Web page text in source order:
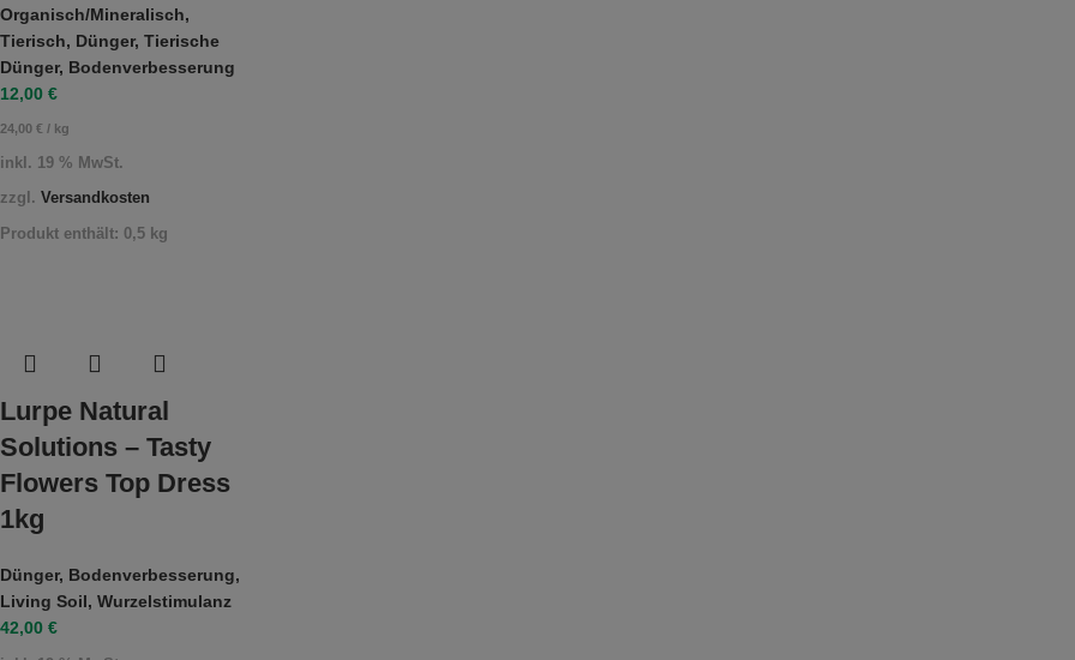
Organisch/Mineralisch,
Tierisch, Dünger, Tierische
Dünger, Bodenverbesserung
12,00 €
24,00 € / kg
inkl. 19 % MwSt.
zzgl. Versandkosten
Produkt enthält: 0,5 kg
Lurpe Natural
Solutions – Tasty
Flowers Top Dress
1kg
Dünger, Bodenverbesserung,
Living Soil, Wurzelstimulanz
42,00 €